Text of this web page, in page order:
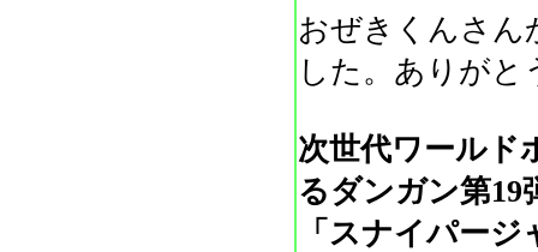
おぜきくんさん
した。ありがと
次世代ワールド
るダンガン第19
「スナイパー